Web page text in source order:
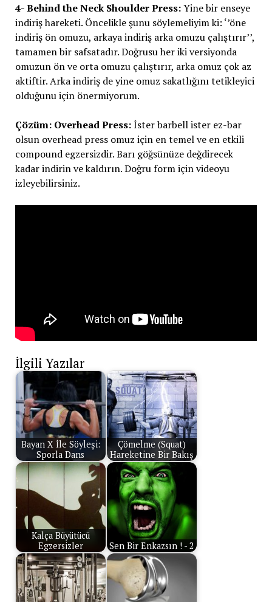
4- Behind the Neck Shoulder Press:Yine bir enseye
indiriş hareketi. Öncelikle şunu söylemeliyim ki: ‘’öne
indiriş ön omuzu, arkaya indiriş arka omuzu çalıştırır’’,
tamamen bir safsatadır. Doğrusu her iki versiyonda
omuzun ön ve orta omuzu çalıştırır, arka omuz çok az
aktiftir. Arka indiriş de yine omuz sakatlığını tetikleyici
olduğunu için önermiyorum.
Çözüm: Overhead Press:İster barbell ister ez-bar
olsun overhead press omuz için en temel ve en etkili
compound egzersizdir. Barı göğsünüze değdirecek
kadar indirin ve kaldırın. Doğru form için videoyu
izleyebilirsiniz.
İlgili Yazılar
Bayan X İle Söyleşi:
Sporla Dans
Çömelme (Squat)
Hareketine Bir Bakış
Kalça Büyütücü
Egzersizler
Sen Bir Enkazsın ! - 2